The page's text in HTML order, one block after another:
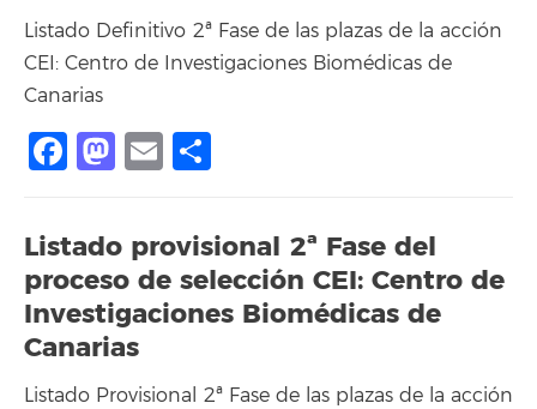
Listado Definitivo 2ª Fase de las plazas de la acción
CEI: Centro de Investigaciones Biomédicas de
Canarias
Facebook
Mastodon
Email
Listado provisional 2ª Fase del
proceso de selección CEI: Centro de
Investigaciones Biomédicas de
Canarias
Listado Provisional 2ª Fase de las plazas de la acción